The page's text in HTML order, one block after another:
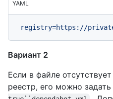
YAML
registry=https://
Вариант 2
Если в файле
реестр, его можно задать